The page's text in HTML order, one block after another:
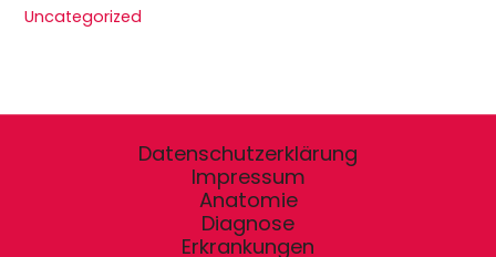
Uncategorized
Datenschutzerklärung
Impressum
Anatomie
Diagnose
Erkrankungen